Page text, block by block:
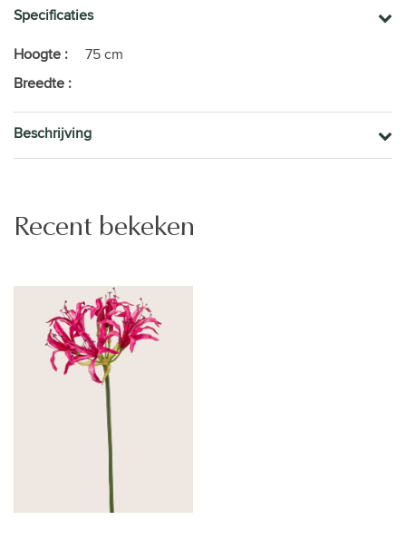
Specificaties
Hoogte :
75 cm
Breedte :
Beschrijving
Recent bekeken